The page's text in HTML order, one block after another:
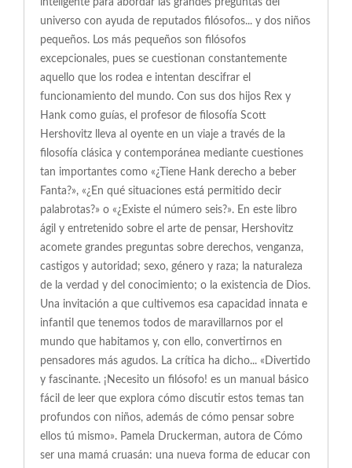
inteligente para abordar las grandes preguntas del
universo con ayuda de reputados filósofos... y dos niños
pequeños. Los más pequeños son filósofos
excepcionales, pues se cuestionan constantemente
aquello que los rodea e intentan descifrar el
funcionamiento del mundo. Con sus dos hijos Rex y
Hank como guías, el profesor de filosofía Scott
Hershovitz lleva al oyente en un viaje a través de la
filosofía clásica y contemporánea mediante cuestiones
tan importantes como «¿Tiene Hank derecho a beber
Fanta?», «¿En qué situaciones está permitido decir
palabrotas?» o «¿Existe el número seis?». En este libro
ágil y entretenido sobre el arte de pensar, Hershovitz
acomete grandes preguntas sobre derechos, venganza,
castigos y autoridad; sexo, género y raza; la naturaleza
de la verdad y del conocimiento; o la existencia de Dios.
Una invitación a que cultivemos esa capacidad innata e
infantil que tenemos todos de maravillarnos por el
mundo que habitamos y, con ello, convertirnos en
pensadores más agudos. La crítica ha dicho... «Divertido
y fascinante. ¡Necesito un filósofo! es un manual básico
fácil de leer que explora cómo discutir estos temas tan
profundos con niños, además de cómo pensar sobre
ellos tú mismo». Pamela Druckerman, autora de Cómo
ser una mamá cruasán: una nueva forma de educar con